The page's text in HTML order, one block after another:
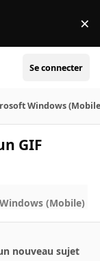
×
Se connecter
Windows
GIF
(Mobile)
nouveau sujet